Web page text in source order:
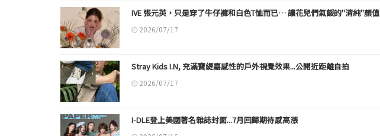
IVE 張元英，只是穿了牛仔褲和白色T恤而已… 讓花兒們氣餒的"清純"顏值
2026/07/17
Stray Kids I.N, 充滿寶緹嘉感性的戶外視覺效果...公開近距離自拍
2026/07/17
I-DLE登上美國著名雜誌封面...7月回歸期待感高漲